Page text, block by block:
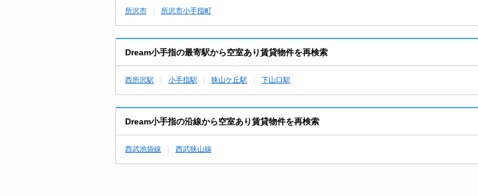
所沢市 所沢市小手指町
Dream小手指の最寄駅から空室あり賃貸物件を再検索
西所沢駅 小手指駅 狭山ケ丘駅 下山口駅
Dream小手指の沿線から空室あり賃貸物件を再検索
西武池袋線 西武狭山線